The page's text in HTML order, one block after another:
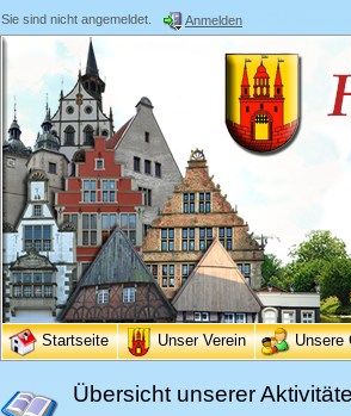
Sie sind nicht angemeldet. Anmelden
Startseite Unser Verein Unsere
Übersicht unserer